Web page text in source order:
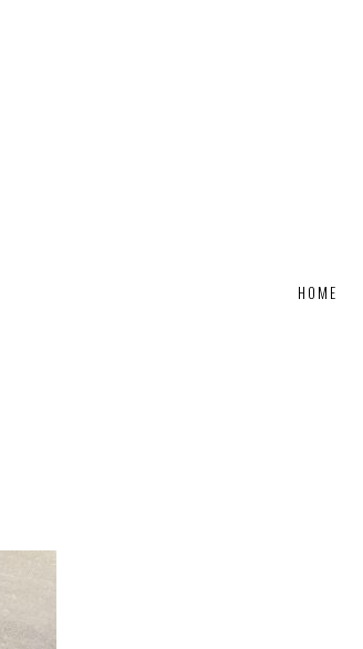
HOME